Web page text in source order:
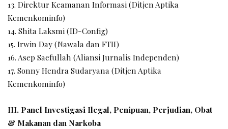
13. Direktur Keamanan Informasi (Ditjen Aptika
Kemenkominfo)
14. Shita Laksmi (ID-Config)
15. Irwin Day (Nawala dan FTII)
16. Asep Saefullah (Aliansi Jurnalis Independen)
17. Sonny Hendra Sudaryana (Ditjen Aptika
Kemenkominfo)
III. Panel Investigasi Ilegal, Penipuan, Perjudian, Obat
& Makanan dan Narkoba